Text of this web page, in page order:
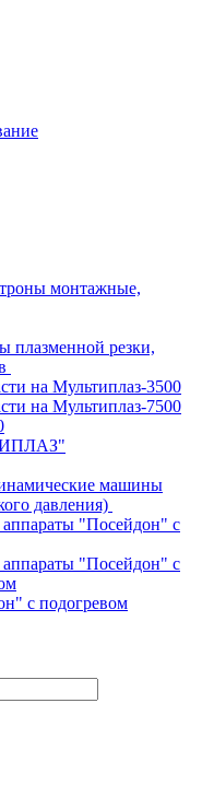
монтажные,
резки,
на Мультиплаз-3500
на Мультиплаз-7500
машины
давления)
"Посейдон" с
"Посейдон" с
с подогревом